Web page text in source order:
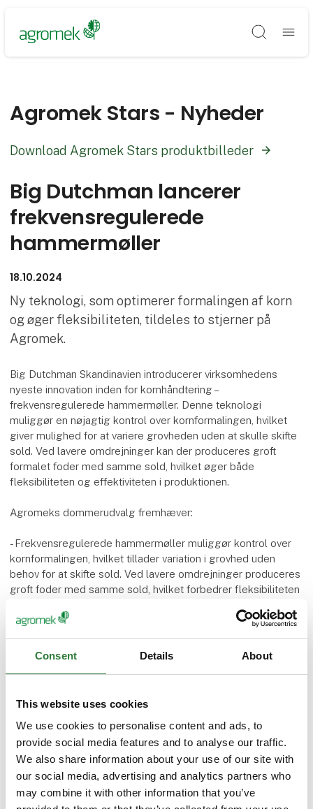
Consent Details About
This website uses cookies
We use cookies to personalise content and ads, to
provide social media features and to analyse our traffic.
We also share information about your use of our site with
our social media, advertising and analytics partners who
may combine it with other information that you’ve
Søg
Agromek Stars - Nyheder
Download Agromek Stars produktbilleder
Big Dutchman lancerer
frekvensregulerede
hammermøller
18.10.2024
Ny teknologi, som optimerer formalingen af korn
og øger fleksibiliteten, tildeles to stjerner på
Agromek.
Big Dutchman Skandinavien introducerer virksomhedens
nyeste innovation inden for kornhåndtering –
frekvensregulerede hammermøller. Denne teknologi
muliggør en nøjagtig kontrol over kornformalingen, hvilket
giver mulighed for at variere grovheden uden at skulle skifte
sold. Ved lavere omdrejninger kan der produceres groft
formalet foder med samme sold, hvilket øger både
fleksibiliteten og effektiviteten i produktionen.
Agromeks dommerudvalg fremhæver:
- Frekvensregulerede hammermøller muliggør kontrol over
kornformalingen, hvilket tillader variation i grovhed uden
behov for at skifte sold. Ved lavere omdrejninger produceres
groft foder med samme sold, hvilket forbedrer fleksibiliteten
foregår automatisk igennem styringen.
Nyheden har modtaget to stjerner fra dommerudvalget og
Med denne teknologi kan landmændene nu automatisere
styringen af formalingsprocessen via BigFarmNet/MC99 på
komponentniveau, hvilket gør det lettere at justere
produktionen og sikre optimal kvalitet og effektivitet i
fodringen.